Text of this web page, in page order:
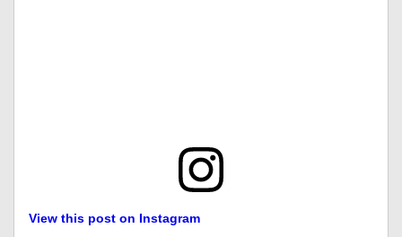
View this post on Instagram